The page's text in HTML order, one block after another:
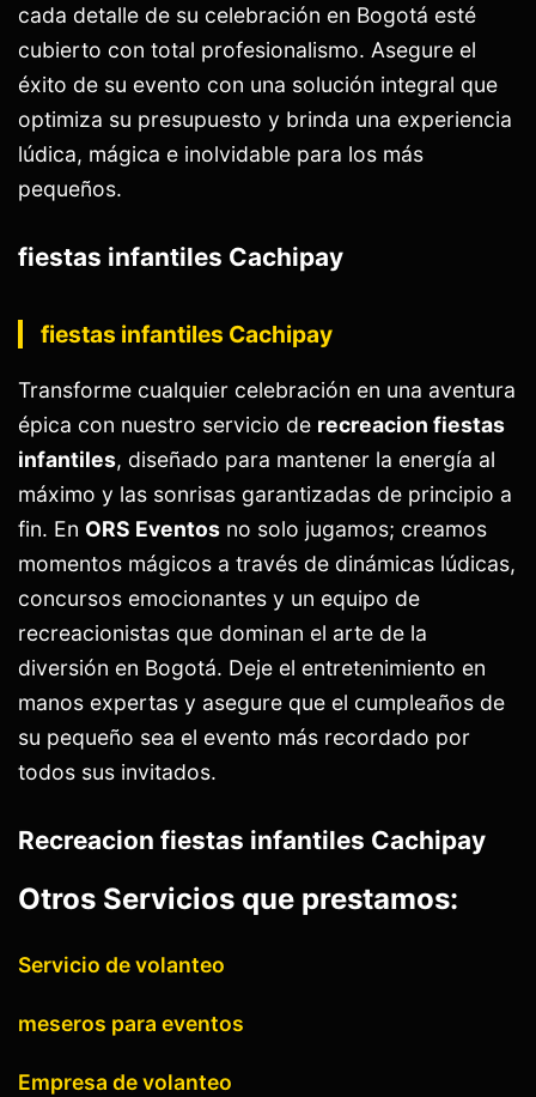
cada detalle de su celebración en Bogotá esté
cubierto con total profesionalismo. Asegure el
éxito de su evento con una solución integral que
optimiza su presupuesto y brinda una experiencia
lúdica, mágica e inolvidable para los más
pequeños.
fiestas infantiles Cachipay
fiestas infantiles Cachipay
Transforme cualquier celebración en una aventura
épica con nuestro servicio de recreacion fiestas
infantiles, diseñado para mantener la energía al
máximo y las sonrisas garantizadas de principio a
fin. En ORS Eventos no solo jugamos; creamos
momentos mágicos a través de dinámicas lúdicas,
concursos emocionantes y un equipo de
recreacionistas que dominan el arte de la
diversión en Bogotá. Deje el entretenimiento en
manos expertas y asegure que el cumpleaños de
su pequeño sea el evento más recordado por
todos sus invitados.
Recreacion fiestas infantiles Cachipay
Otros Servicios que prestamos:
Servicio de volanteo
meseros para eventos
Empresa de volanteo